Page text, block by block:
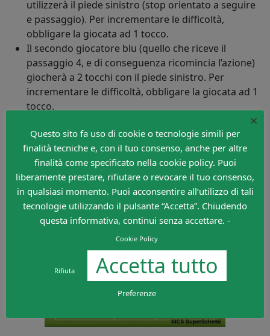
utilizzerà il piede sinistro (stop orientato a seguire
e passaggio). Per incrementare le difficoltà,
obbligare la giocata ad 1 tocco.
Il secondo giocatore blu (quello che riceve il
passaggio 4, e di conseguenza ricomincia l’azione)
giocherà a 2 tocchi con il piede sinistro. Per
incrementare le difficoltà, obbligare la giocata ad 1
tocco.
L’esercitazione dovrà essere eseguita per metà su un
lato della struttura e per metà sull’altro.
VARIANTE 3
×
Questo sito fa uso di cookie o tecnologie simili per
finalità tecniche e, con il tuo consenso, anche per altre
finalità come specificato nella cookie policy. Puoi
liberamente prestare, rifiutare o revocare il tuo consenso,
in qualsiasi momento. Puoi acconsentire all’utilizzo di tali
tecnologie utilizzando il pulsante “Accetta”. Chiudendo
questa informativa, continui senza accettare. -
Cookie Policy
Rifiuta Accetta tutto
Preferenze